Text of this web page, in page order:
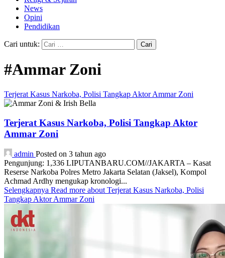
News
Opini
Pendidikan
Cari untuk:
#Ammar Zoni
Terjerat Kasus Narkoba, Polisi Tangkap Aktor Ammar Zoni
Terjerat Kasus Narkoba, Polisi Tangkap Aktor
Ammar Zoni
admin Posted on 3 tahun ago
Pengunjung: 1,336 LIPUTANBARU.COM//JAKARTA – Kasat
Reserse Narkoba Polres Metro Jakarta Selatan (Jaksel), Kompol
Achmad Ardhy mengukap kronologi...
Selengkapnya Read more about Terjerat Kasus Narkoba, Polisi
Tangkap Aktor Ammar Zoni